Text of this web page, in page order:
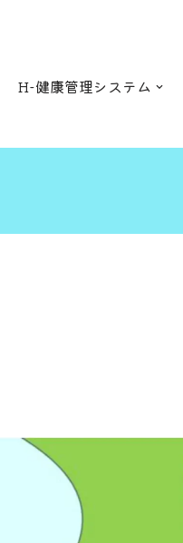
H-健康管理システム